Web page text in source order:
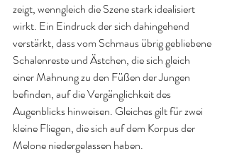
zeigt, wenngleich die Szene stark idealisiert
wirkt. Ein Eindruck der sich dahingehend
verstärkt, dass vom Schmaus übrig gebliebene
Schalenreste und Ästchen, die sich gleich
einer Mahnung zu den Füßen der Jungen
befinden, auf die Vergänglichkeit des
Augenblicks hinweisen. Gleiches gilt für zwei
kleine Fliegen, die sich auf dem Korpus der
Melone niedergelassen haben.